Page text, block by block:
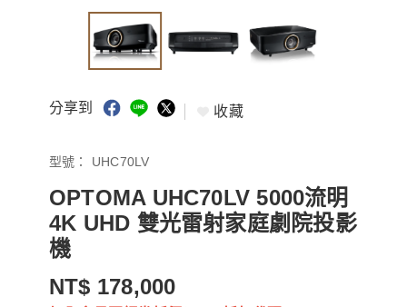
分享到 收藏
型號： UHC70LV
OPTOMA UHC70LV 5000流明
4K UHD 雙光雷射家庭劇院投影
機
NT$ 178,000